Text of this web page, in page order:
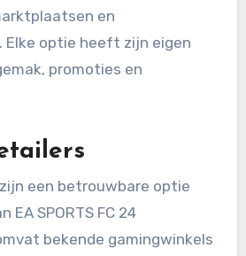
en
optie heeft zijn eigen
promoties en
een betrouwbare optie
EA SPORTS FC 24
bekende gamingwinkels